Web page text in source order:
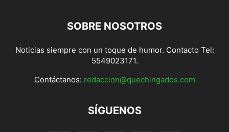
SOBRE NOSOTROS
Noticias siempre con un toque de humor. Contacto Tel:
5549023171.
Contáctanos: redaccion@quechingados.com
SÍGUENOS